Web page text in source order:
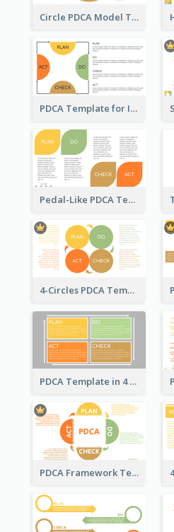
Circle PDCA Model Template
PDCA Template for Infographic
Pedal-Like PDCA Template
4-Circles PDCA Template
PDCA Template in 4 Quadrants
PDCA Framework Template with Semi-Circle